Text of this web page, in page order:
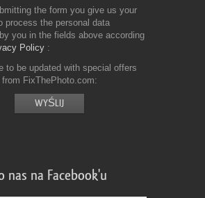
the form you give us your
process the personal data
you in the fields above according
Policy
to be updated with special offers
FixThePhoto.com
nas na Facebook'u